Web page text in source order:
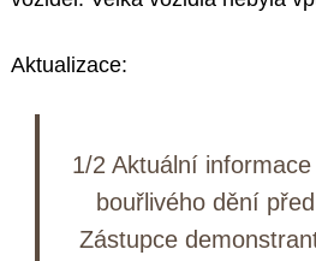
Aktualizace:
1/2 Aktuální informace
bouřlivého dění
Zástupce